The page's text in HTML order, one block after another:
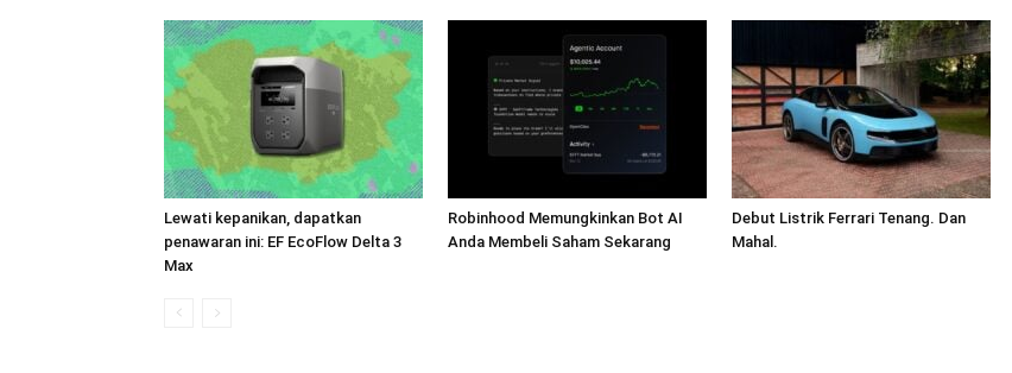
Lewati kepanikan, dapatkan
penawaran ini: EF EcoFlow Delta 3
Max
Robinhood Memungkinkan Bot AI
Anda Membeli Saham Sekarang
Debut Listrik Ferrari Tenang. Dan
Mahal.